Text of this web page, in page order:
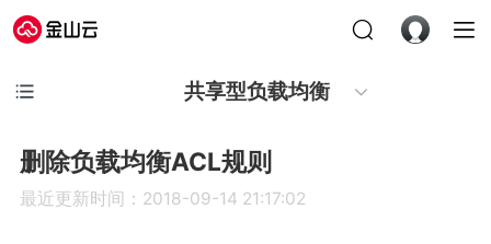
共享型负载均衡
删除负载均衡ACL规则
最近更新时间：2018-09-14 21:17:02